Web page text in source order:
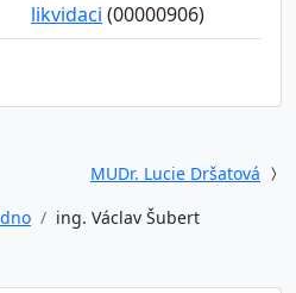
likvidaci (00000906)
MUDr. Lucie Dršatová
ing. Václav Šubert